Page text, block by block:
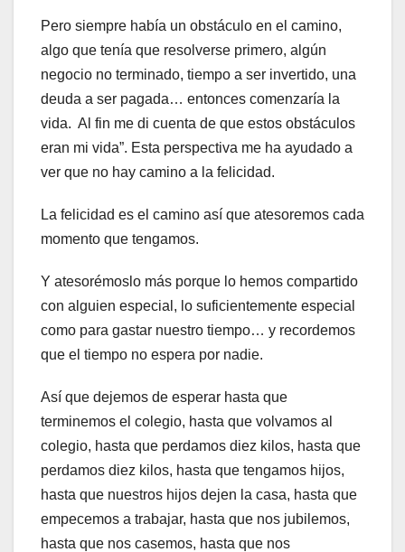
Pero siempre había un obstáculo en el camino,
algo que tenía que resolverse primero, algún
negocio no terminado, tiempo a ser invertido, una
deuda a ser pagada… entonces comenzaría la
vida. Al fin me di cuenta de que estos obstáculos
eran mi vida”. Esta perspectiva me ha ayudado a
ver que no hay camino a la felicidad.
La felicidad es el camino así que atesoremos cada
momento que tengamos.
Y atesorémoslo más porque lo hemos compartido
con alguien especial, lo suficientemente especial
como para gastar nuestro tiempo… y recordemos
que el tiempo no espera por nadie.
Así que dejemos de esperar hasta que
terminemos el colegio, hasta que volvamos al
colegio, hasta que perdamos diez kilos, hasta que
perdamos diez kilos, hasta que tengamos hijos,
hasta que nuestros hijos dejen la casa, hasta que
empecemos a trabajar, hasta que nos jubilemos,
hasta que nos casemos, hasta que nos